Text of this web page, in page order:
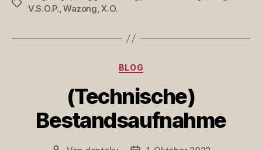
Schlagwörter
V.S.O.P. ,Wazong ,X.O.
Kategorien
BLOG
(Technische)
Bestandsaufnahme